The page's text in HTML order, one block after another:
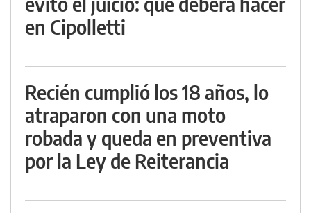
en Cipolletti
Recién cumplió los 18 años, lo
atraparon con una moto
robada y queda en preventiva
por la Ley de Reiterancia